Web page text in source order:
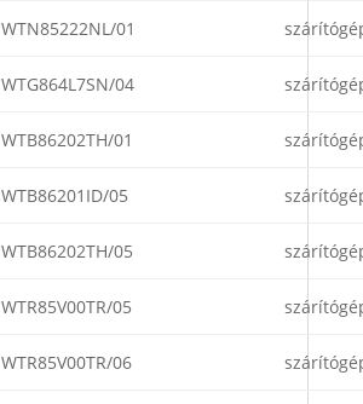
WTN85222NL/01
WTG864L7SN/04
WTB86202TH/01
WTB86201ID/05
WTB86202TH/05
WTR85V00TR/05
WTR85V00TR/06